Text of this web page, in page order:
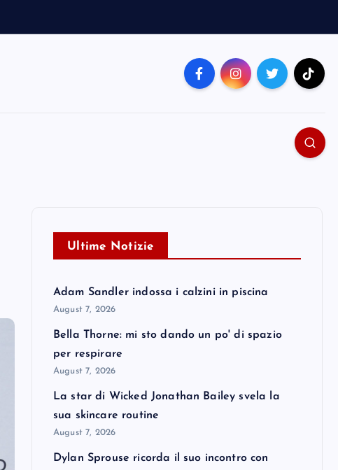
Ultime Notizie
Adam Sandler indossa i calzini in piscina
August 7, 2026
Bella Thorne: mi sto dando un po' di spazio
per respirare
August 7, 2026
La star di Wicked Jonathan Bailey svela la
sua skincare routine
August 7, 2026
Dylan Sprouse ricorda il suo incontro con